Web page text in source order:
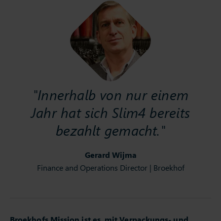
Gerard Wijma
Finance and Operations Director | Broekhof
"Innerhalb von nur einem
Jahr hat sich Slim4 bereits
bezahlt gemacht."